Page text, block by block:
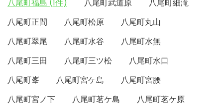
八尾町福島 (1件)
八尾町武道原
八尾町細滝
八尾町正間
八尾町松原
八尾町丸山
八尾町翠尾
八尾町水谷
八尾町水無
八尾町三田
八尾町三ツ松
八尾町水口
八尾町峯
八尾町宮ケ島
八尾町宮腰
八尾町宮ノ下
八尾町茗ケ島
八尾町茗ケ原